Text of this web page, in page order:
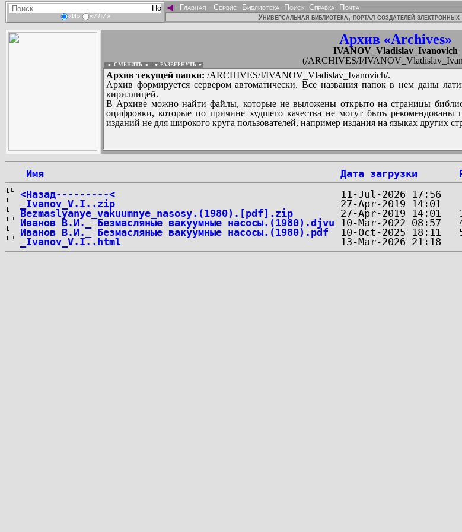
«И» «ИЛИ»
◄- Главная - Сервис- Библиотека- Поиск- Справка- Почта
Универсальная библиотека, портал создателей
Архив «Archives»
IVANOV_Vladislav_Ivanovich
(/ARCHIVES/I/
◄ СМЕНИТЬ ► ▼ РАЗВЕРНУТЬ ▼
Архив текущей папки: /ARCHIVES/I/IVANOV_Vladislav_Ivanovich/.
Архив формируется сервером автоматически. Все названия папок в нем даны
кириллицей.
В Архиве можно найти файлы, которые не выложены открыто на страницы
оцифровки, которые по причине худшего качества не могут быть рекомендованы
изданий не для широкого круга пользователей, например издания на языках других
...
Имя Дата загрузки
<Назад---------<
_Ivanov_V.I..zip
Bezmaslyanye_vakuumnye_nasosy.(1980).[pdf].zip
Иванов В.И._ Безмасляные вакуумные насосы.(1980).djvu
Иванов В.И._ Безмасляные вакуумные насосы.(1980).pdf
_Ivanov_V.I..html